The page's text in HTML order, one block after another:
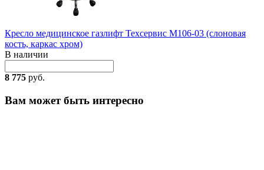
Кресло медицинское газлифт Техсервис М106-03 (слоновая
кость, каркас хром)
В наличии
8 775 руб.
Вам может быть интересно